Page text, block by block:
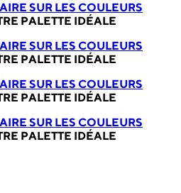
SUR LES COULEURS
PALETTE IDÉALE
SUR LES COULEURS
PALETTE IDÉALE
SUR LES COULEURS
PALETTE IDÉALE
SUR LES COULEURS
PALETTE IDÉALE